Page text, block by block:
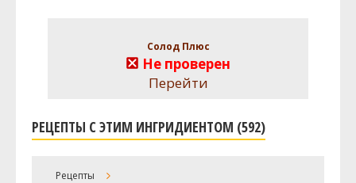
Солод Плюс
Не проверен
Перейти
РЕЦЕПТЫ С ЭТИМ ИНГРИДИЕНТОМ (592)
Рецепты